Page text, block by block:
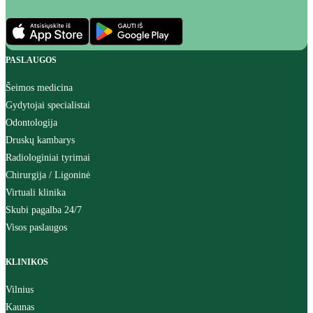
PASLAUGOS
Šeimos medicina
Gydytojai specialistai
Odontologija
Druskų kambarys
Radiologiniai tyrimai
Chirurgija / Ligoninė
Virtuali klinika
Skubi pagalba 24/7
Visos paslaugos
KLINIKOS
Vilnius
Kaunas